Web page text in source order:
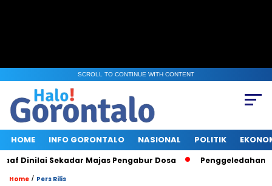
SCROLL TO CONTINUE WITH CONTENT
HOME INFO GORONTALO NASIONAL POLITIK
Sekadar Majas Pengabur Dosa Penggeledahan
Home / Pers Rilis